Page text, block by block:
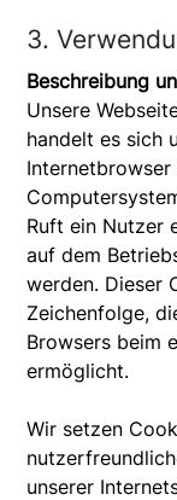
3.
Beschreibung
Unsere
handelt es sich
Ruft ein Nutzer
auf dem
werden. Dieser
Zeichenfolge,
Browsers beim
ermöglicht.
Wir setzen
unserer